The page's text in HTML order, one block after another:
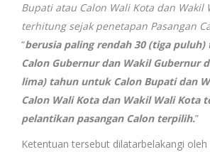
Bupati atau Calon Wali Kota dan Wakil
terhitung sejak penetapan Pasangan
“berusia paling rendah 30 (tiga
Calon Gubernur dan Wakil Gubernur
lima) tahun untuk Calon Bupati dan
Calon Wali Kota dan Wakil Wali Kota
pelantikan pasangan Calon terpilih.”
Ketentuan tersebut dilatarbelakangi